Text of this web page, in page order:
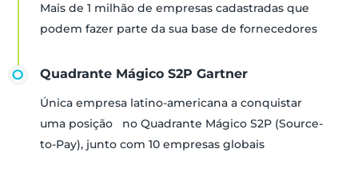
Mais de 1 milhão de empresas cadastradas que
podem fazer parte da sua base de fornecedores
Quadrante Mágico S2P Gartner
Única empresa latino-americana a conquistar
uma posição no Quadrante Mágico S2P (Source-
to-Pay), junto com 10 empresas globais